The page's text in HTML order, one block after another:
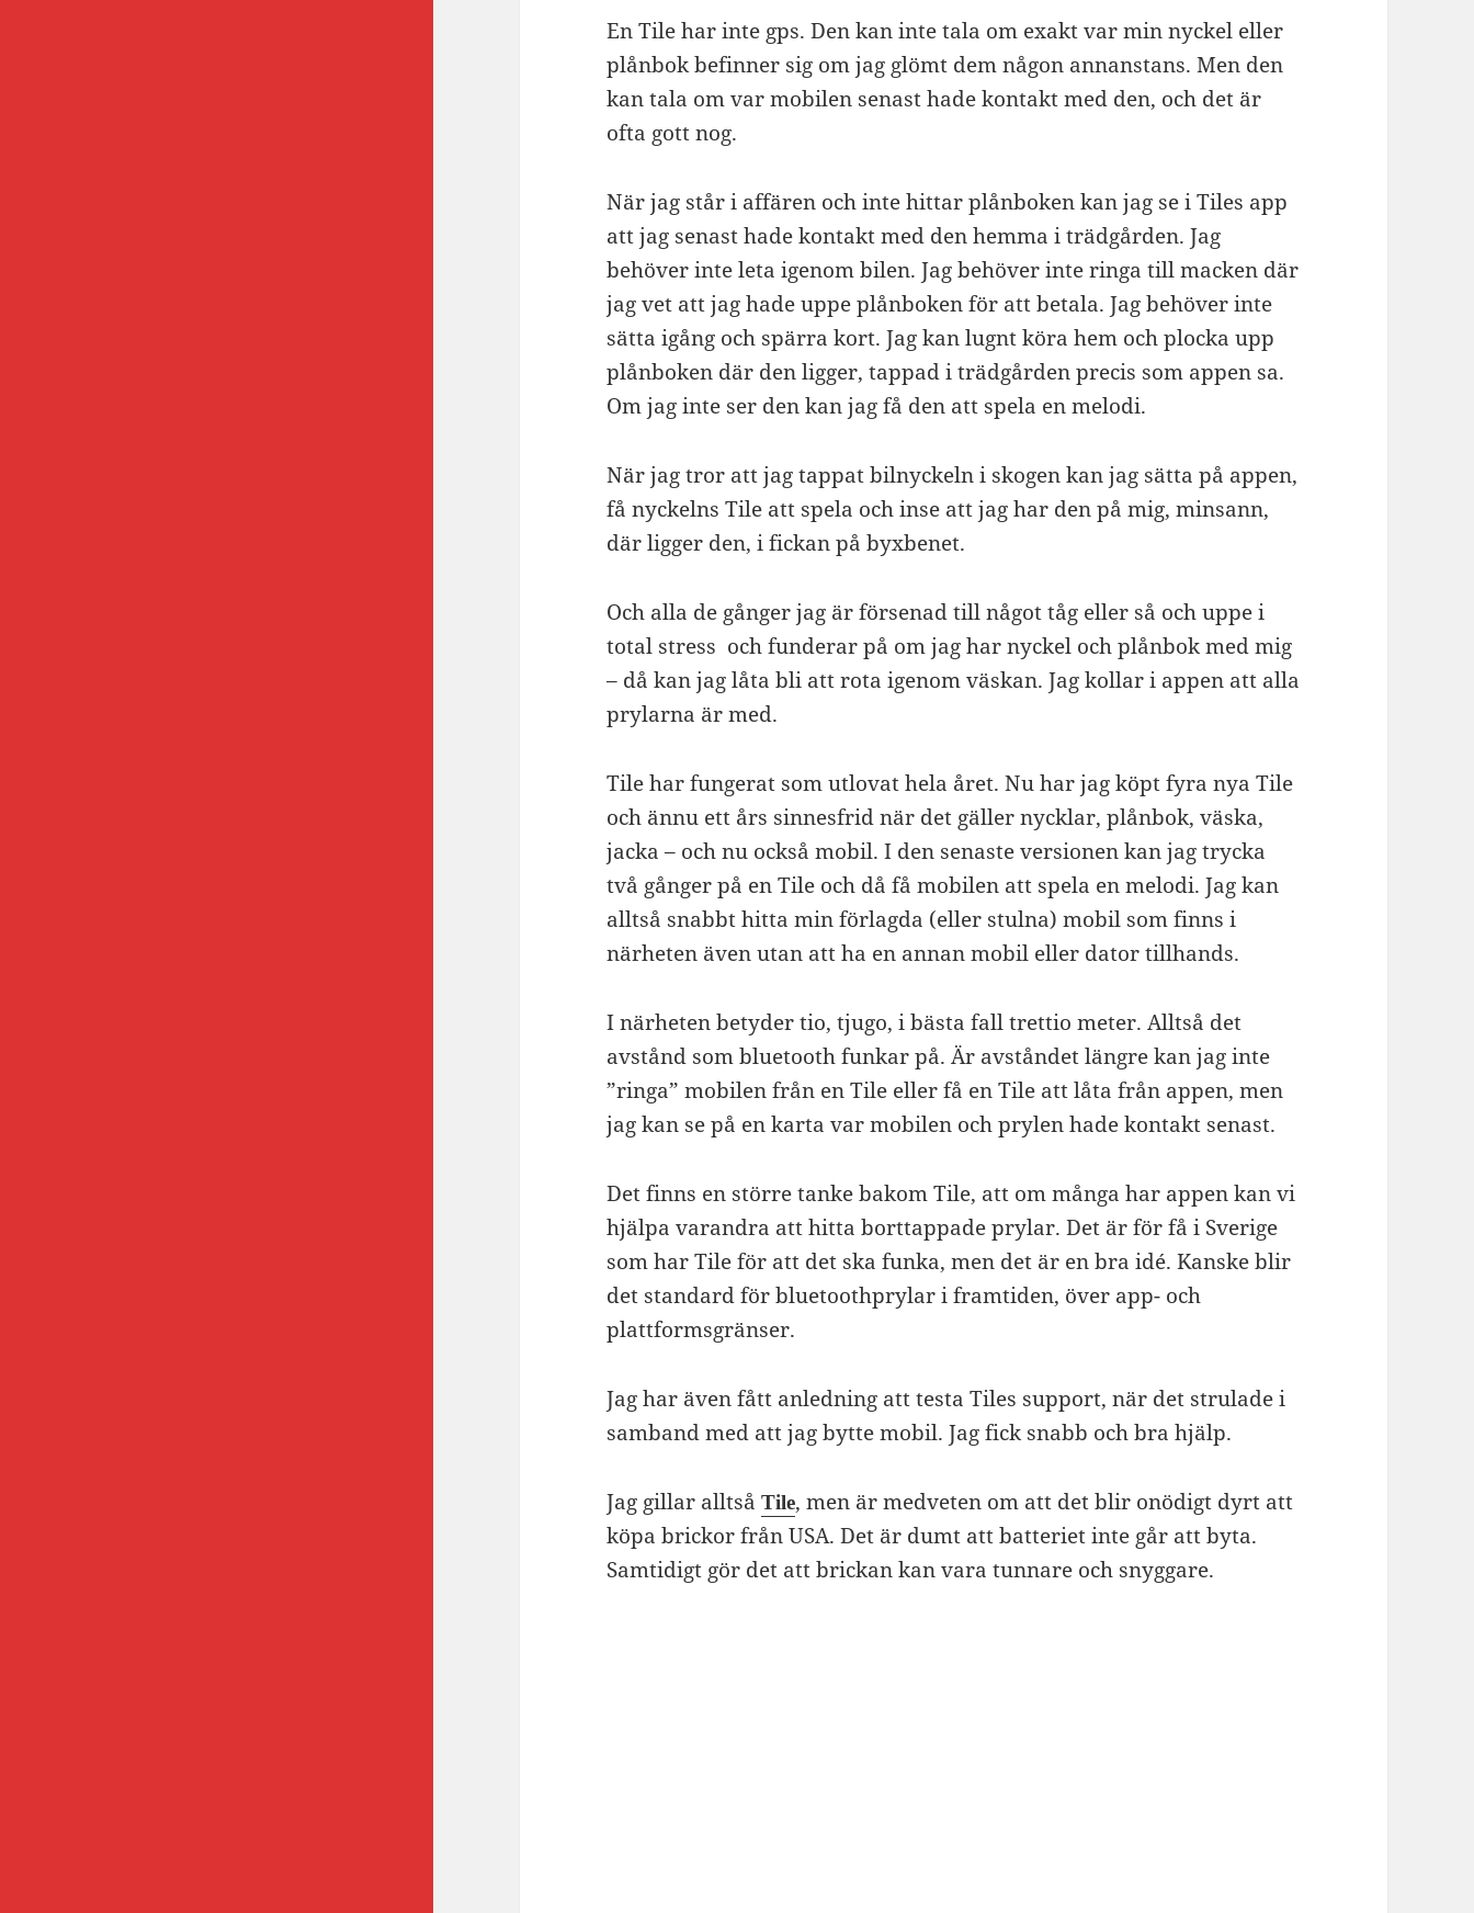
En Tile har inte gps. Den kan inte tala om exakt var min nyckel eller
plånbok befinner sig om jag glömt dem någon annanstans. Men den
kan tala om var mobilen senast hade kontakt med den, och det är
ofta gott nog.
När jag står i affären och inte hittar plånboken kan jag se i Tiles app
att jag senast hade kontakt med den hemma i trädgården. Jag
behöver inte leta igenom bilen. Jag behöver inte ringa till macken där
jag vet att jag hade uppe plånboken för att betala. Jag behöver inte
sätta igång och spärra kort. Jag kan lugnt köra hem och plocka upp
plånboken där den ligger, tappad i trädgården precis som appen sa.
Om jag inte ser den kan jag få den att spela en melodi.
När jag tror att jag tappat bilnyckeln i skogen kan jag sätta på appen,
få nyckelns Tile att spela och inse att jag har den på mig, minsann,
där ligger den, i fickan på byxbenet.
Och alla de gånger jag är försenad till något tåg eller så och uppe i
total stress och funderar på om jag har nyckel och plånbok med mig
– då kan jag låta bli att rota igenom väskan. Jag kollar i appen att alla
prylarna är med.
Tile har fungerat som utlovat hela året. Nu har jag köpt fyra nya Tile
och ännu ett års sinnesfrid när det gäller nycklar, plånbok, väska,
jacka – och nu också mobil. I den senaste versionen kan jag trycka
två gånger på en Tile och då få mobilen att spela en melodi. Jag kan
alltså snabbt hitta min förlagda (eller stulna) mobil som finns i
närheten även utan att ha en annan mobil eller dator tillhands.
I närheten betyder tio, tjugo, i bästa fall trettio meter. Alltså det
avstånd som bluetooth funkar på. Är avståndet längre kan jag inte
”ringa” mobilen från en Tile eller få en Tile att låta från appen, men
jag kan se på en karta var mobilen och prylen hade kontakt senast.
Det finns en större tanke bakom Tile, att om många har appen kan vi
hjälpa varandra att hitta borttappade prylar. Det är för få i Sverige
som har Tile för att det ska funka, men det är en bra idé. Kanske blir
det standard för bluetoothprylar i framtiden, över app- och
plattformsgränser.
Jag har även fått anledning att testa Tiles support, när det strulade i
samband med att jag bytte mobil. Jag fick snabb och bra hjälp.
Jag gillar alltsåTile, men är medveten om att det blir onödigt dyrt att
köpa brickor från USA. Det är dumt att batteriet inte går att byta.
Samtidigt gör det att brickan kan vara tunnare och snyggare.